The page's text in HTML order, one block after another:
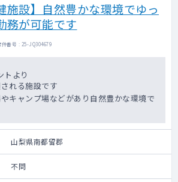
施設】自然豊かな環境でゆっ
務が可能です
番号 : 25-JQ304679
トより
れる施設です
キャンプ場などがあり自然豊かな環境で
山梨県南都留郡
不問